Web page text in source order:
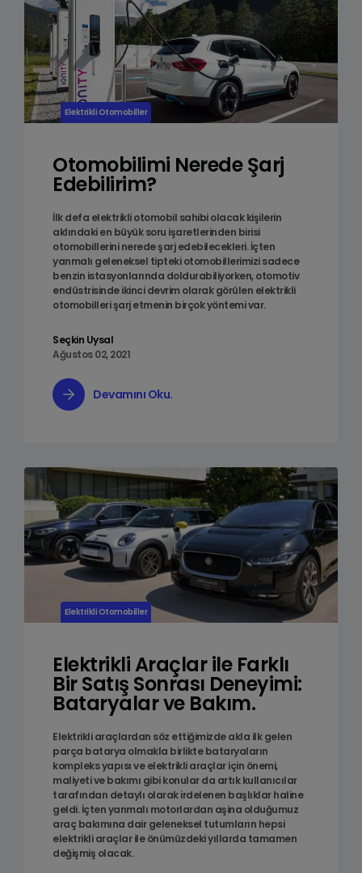
Elektrikli Otomobiller
Otomobilimi Nerede Şarj
Edebilirim?
İlk defa elektrikli otomobil sahibi olacak kişilerin
aklındaki en büyük soru işaretlerinden birisi
otomobillerini nerede şarj edebilecekleri. İçten
yanmalı geleneksel tipteki otomobillerimizi sadece
benzin istasyonlarında doldurabiliyorken, otomotiv
endüstrisinde ikinci devrim olarak görülen elektrikli
otomobilleri şarj etmenin birçok yöntemi var.
Seçkin Uysal
Ağustos 02, 2021
Devamını Oku.
Elektrikli Otomobiller
Elektrikli Araçlar ile Farklı
Bir Satış Sonrası Deneyimi:
Bataryalar ve Bakım.
Elektrikli araçlardan söz ettiğimizde akla ilk gelen
parça batarya olmakla birlikte bataryaların
kompleks yapısı ve elektrikli araçlar için önemi,
maliyeti ve bakımı gibi konular da artık kullanıcılar
tarafından detaylı olarak irdelenen başlıklar haline
geldi. İçten yanmalı motorlardan aşina olduğumuz
araç bakımına dair geleneksel tutumların hepsi
elektrikli araçlar ile önümüzdeki yıllarda tamamen
değişmiş olacak.